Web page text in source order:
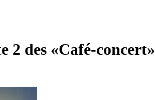
2 des «Café-concert»